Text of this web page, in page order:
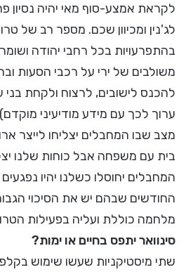
לקראת אמצע-סוף מאי יהיה נסיון
לג'נין ומכיוון שכם. מספר רב של
בהתפרעויות בכל רחבי יהודה
משולבים של ירי על רכבי הסעות
להכנס לישובים, לרצוח ולקחת בני
ערוך לכך עם מידע מודיעיני
מצב שבו המחבלים יצליחו לייצר
בית עם משפחה אבל כוחות שלנו
המחבלים יחוסלו כשלנו יהיו
החודשים שבהם יש את הסיכוי
מלחמה כוללת ועליה בפעילות
סינוואר יתפס בחיים או ימות?
שתי מיסטיקניות שעשו שימוש